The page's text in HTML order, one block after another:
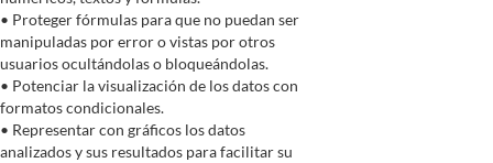
• Proteger fórmulas para que no puedan ser
manipuladas por error o vistas por otros
usuarios ocultándolas o bloqueándolas.
• Potenciar la visualización de los datos con
formatos condicionales.
• Representar con gráficos los datos
analizados y sus resultados para facilitar su